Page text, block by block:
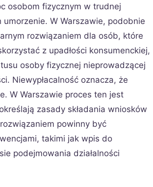
osobom fizycznym w trudnej
W Warszawie, podobnie
rozwiązaniem dla osób, które
z upadłości konsumenckiej,
osoby fizycznej nieprowadzącej
Niewypłacalność oznacza, że
W Warszawie proces ten jest
zasady składania wniosków
powinny być
takimi jak wpis do
podejmowania działalności